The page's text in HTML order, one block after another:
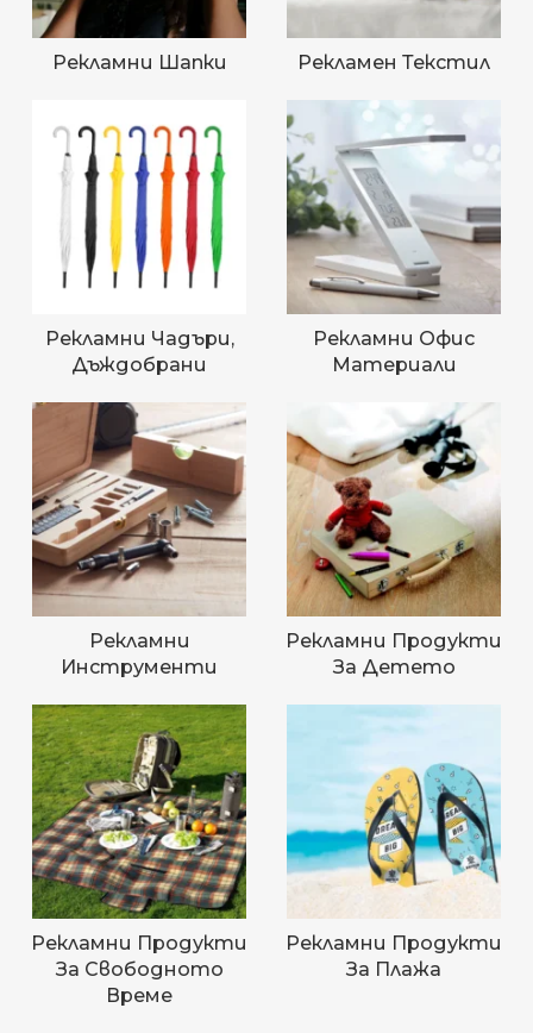
Рекламни Шапки Рекламен Текстил
Рекламни Чадъри,
Дъждобрани
Рекламни Офис
Материали
Рекламни
Инструменти
Рекламни Продукти
За Детето
Рекламни Продукти
За Свободното
Време
Рекламни Продукти
За Плажа